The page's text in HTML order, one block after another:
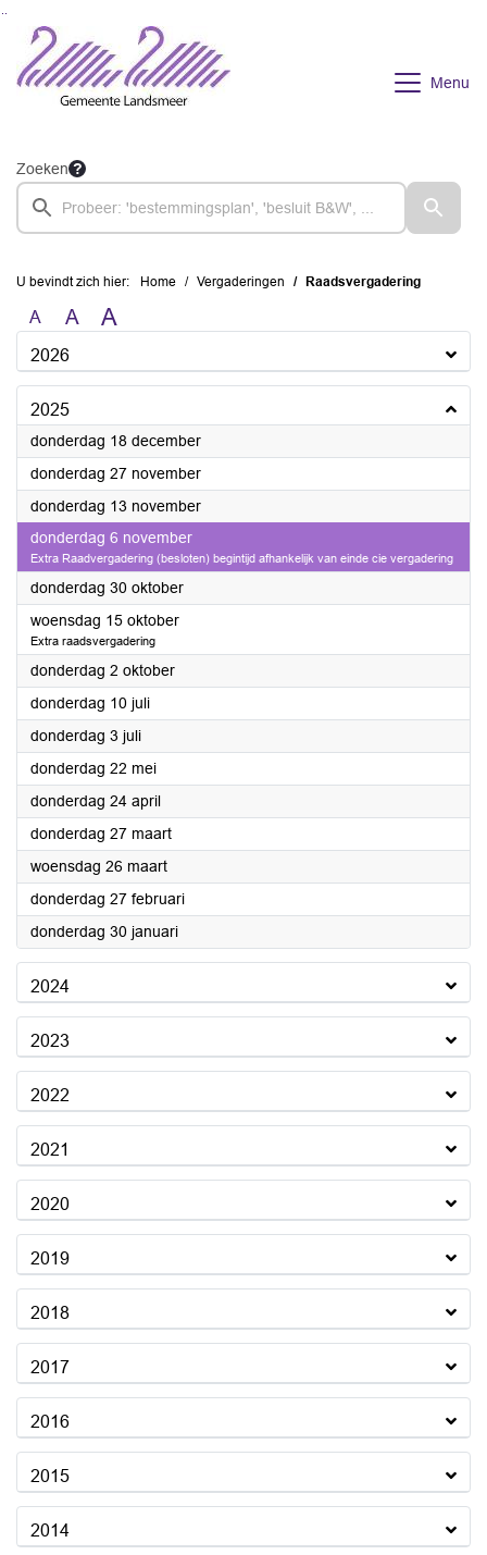
Ga naar de inhoud van deze pagina
Ga naar het zoeken
Ga naar het menu
Menu
Zoeken
U bevindt zich hier: Home Vergaderingen Raadsvergadering
A A A
2026
2025
donderdag 18 december2025
donderdag 27 november2025
donderdag 13 november2025
donderdag 6 november2025
Extra Raadvergadering (besloten) begintijd afhankelijk van einde cie vergadering
donderdag 30 oktober2025
woensdag 15 oktober2025
Extra raadsvergadering
donderdag 2 oktober2025
donderdag 10 juli2025
donderdag 3 juli2025
donderdag 22 mei2025
donderdag 24 april2025
donderdag 27 maart2025
woensdag 26 maart2025
donderdag 27 februari2025
donderdag 30 januari2025
2024
2023
2022
2021
2020
2019
2018
2017
2016
2015
2014